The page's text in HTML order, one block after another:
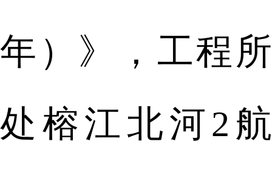
年）》，工程所
处榕江北河2航